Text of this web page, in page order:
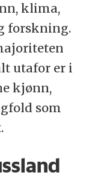
klima,
forskning.
utafor er i
kjønn,
som